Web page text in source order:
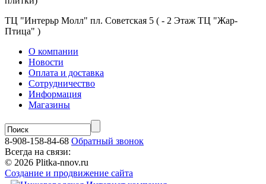
ТЦ "Интерьр Молл" пл. Советская 5 ( - 2 Этаж ТЦ "Жар-
Птица" )
О компании
Новости
Оплата и доставка
Сотрудничество
Информация
Магазины
8-908-158-84-68 Обратный звонок
Всегда на связи:
© 2026 Plitka-nnov.ru
Создание и продвижение сайта